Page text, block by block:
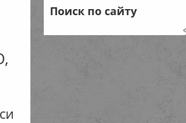
Поиск по сайту